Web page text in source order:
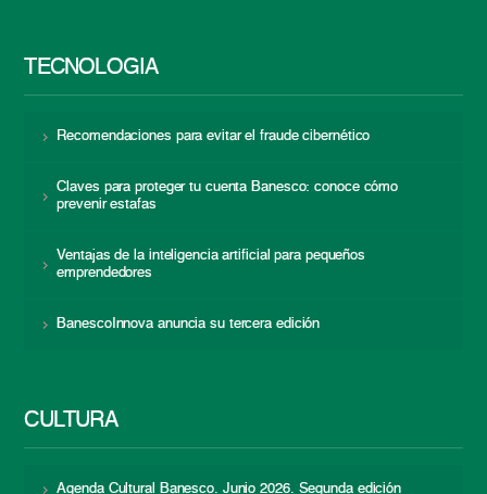
TECNOLOGÍA
Recomendaciones para evitar el fraude cibernético
Claves para proteger tu cuenta Banesco: conoce cómo
prevenir estafas
Ventajas de la inteligencia artificial para pequeños
emprendedores
BanescoInnova anuncia su tercera edición
CULTURA
Agenda Cultural Banesco. Junio 2026. Segunda edición